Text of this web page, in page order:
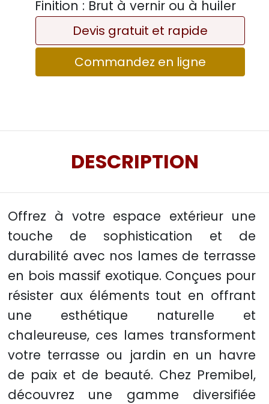
Finition : Brut à vernir ou à huiler
Devis gratuit et rapide
Commandez en ligne
DESCRIPTION
Offrez à votre espace extérieur une
touche de sophistication et de
durabilité avec nos lames de terrasse
en bois massif exotique. Conçues pour
résister aux éléments tout en offrant
une esthétique naturelle et
chaleureuse, ces lames transforment
votre terrasse ou jardin en un havre
de paix et de beauté. Chez Premibel,
découvrez une gamme diversifiée